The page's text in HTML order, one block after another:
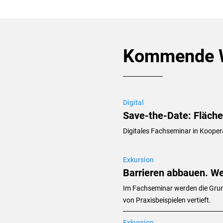
Kommende
Digital
Save-the-Date:
Digitales Fachseminar in
Exkursion
Barrieren abbauen.
Im Fachseminar werden die
von Praxisbeispielen vertieft.